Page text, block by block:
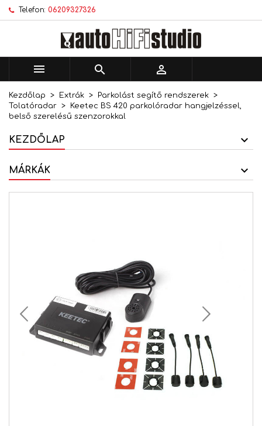
Telefon: 06209327326
  
Kezdőlap Extrák
Parkolást segítő rendszerek
Tolatóradar
Keetec BS 420 parkolóradar hangjelzéssel,
belső szerelésű szenzorokkal
KEZDŐLAP
MÁRKÁK
Kívánságlistáim ×
Új lista létrehozása
Kívánságlista létrehozása ×
Kívánságlista neve
Mégsem
Bejelentkezés ×
történő mentéséhez.
Mégsem Bejelentkezés